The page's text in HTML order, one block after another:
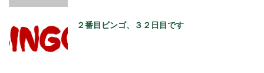
２番目ビンゴ、３２日目です